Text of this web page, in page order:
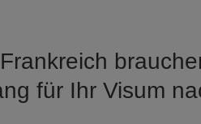
für Ihr Visum